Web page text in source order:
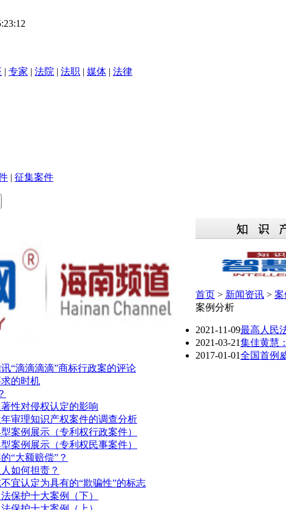
| 专家 | 法院 | 法职 | 媒体 | 法律
| 征集案件
首页 > 新闻资讯 > 案
案例分析
2021-11-09最高人民
2021-03-21集佳黄慧
2017-01-01全国首例
“滴滴滴滴”商标行政案的评论
的时机
性对侵权认定的影响
审理知识产权案件的调查分析
案例展示（专利权行政案件）
案例展示（专利权民事案件）
“大额赔偿”？
如何担责？
宜认定为具有的“欺骗性”的标志
保护十大案例（下）